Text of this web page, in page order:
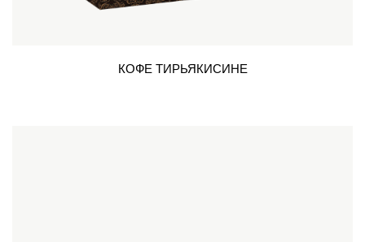
КОФЕ ТИРЬЯКИСИНЕ